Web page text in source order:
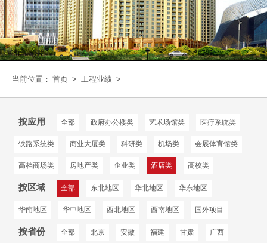
当前位置： 首页 > 工程业绩 >
按应用 全部 政府办公楼类 艺术场馆类 医疗系统类
铁路系统类 商业大厦类 科研类 机场类 会展体育馆类
高档商场类 房地产类 企业类 酒店类 高校类
按区域 全部 东北地区 华北地区 华东地区
华南地区 华中地区 西北地区 西南地区 国外项目
按省份 全部 北京 安徽 福建 甘肃 广西